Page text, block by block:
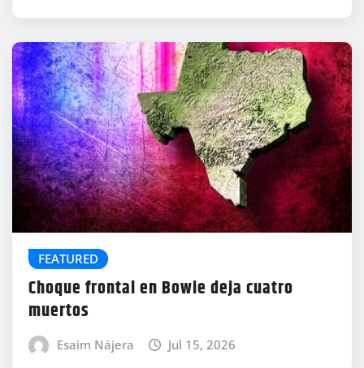
FEATURED
Choque frontal en Bowie deja cuatro
muertos
Esaim Nájera Jul 15, 2026